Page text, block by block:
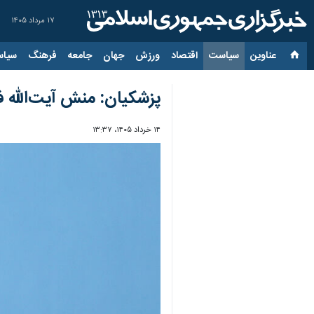
۱۷ مرداد ۱۴۰۵
عناوین‌ سیاست اقتصاد ورزش جهان جامعه فرهنگ
پزشکیان: منش آیت‌الله
۱۴ خرداد ۱۴۰۵، ۱۳:۳۷